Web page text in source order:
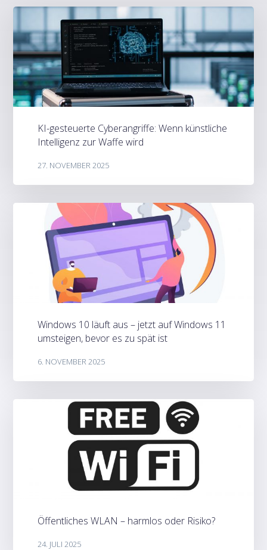
KI-gesteuerte Cyberangriffe: Wenn künstliche
Intelligenz zur Waffe wird
27. NOVEMBER 2025
Windows 10 läuft aus – jetzt auf Windows 11
umsteigen, bevor es zu spät ist
6. NOVEMBER 2025
Öffentliches WLAN – harmlos oder Risiko?
24. JULI 2025